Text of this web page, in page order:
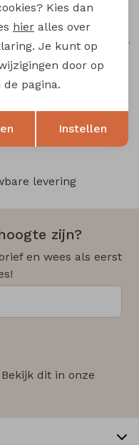
Sarra baby W20228 baby meisjes lange broek Bruin donker
levering
zijn?
en wees als eerst
dit in onze
Opslaan
Kies dan
hier alles over
Je kunt op
door op
pagina.
Instellen